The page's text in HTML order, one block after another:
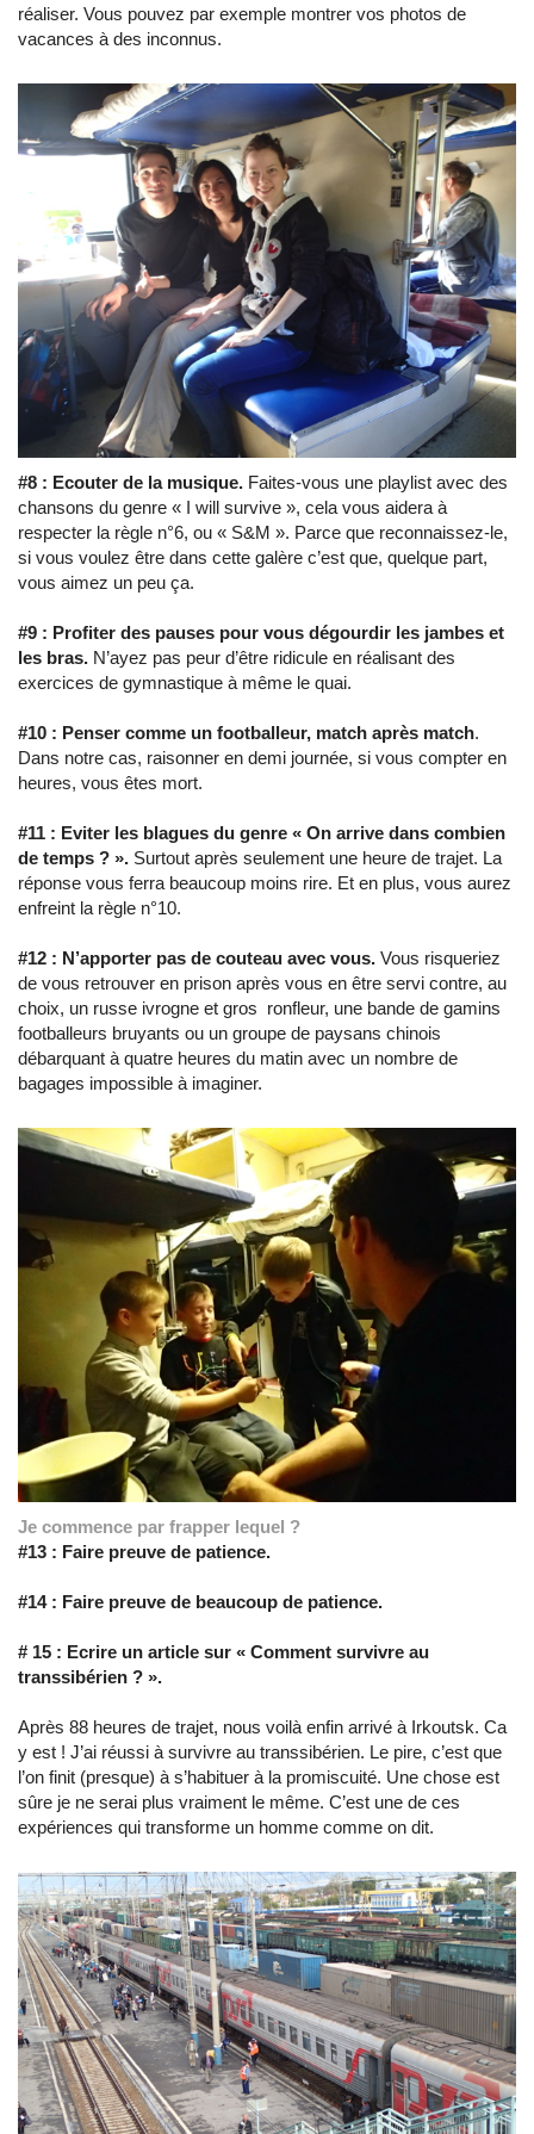
réaliser. Vous pouvez par exemple montrer vos photos de
vacances à des inconnus.
#8 : Ecouter de la musique. Faites-vous une playlist avec des
chansons du genre « I will survive », cela vous aidera à
respecter la règle n°6, ou « S&M ». Parce que reconnaissez-le,
si vous voulez être dans cette galère c’est que, quelque part,
vous aimez un peu ça.
#9 : Profiter des pauses pour vous dégourdir les jambes et
les bras. N’ayez pas peur d’être ridicule en réalisant des
exercices de gymnastique à même le quai.
#10 : Penser comme un footballeur, match après match.
Dans notre cas, raisonner en demi journée, si vous compter en
heures, vous êtes mort.
#11 : Eviter les blagues du genre « On arrive dans combien
de temps ? ». Surtout après seulement une heure de trajet. La
réponse vous ferra beaucoup moins rire. Et en plus, vous aurez
enfreint la règle n°10.
#12 : N’apporter pas de couteau avec vous. Vous risqueriez
de vous retrouver en prison après vous en être servi contre, au
choix, un russe ivrogne et gros ronfleur, une bande de gamins
footballeurs bruyants ou un groupe de paysans chinois
débarquant à quatre heures du matin avec un nombre de
bagages impossible à imaginer.
Je commence par frapper lequel ?
#13 : Faire preuve de patience.
#14 : Faire preuve de beaucoup de patience.
# 15 : Ecrire un article sur « Comment survivre au
transsibérien ? ».
Après 88 heures de trajet, nous voilà enfin arrivé à Irkoutsk. Ca
y est ! J’ai réussi à survivre au transsibérien. Le pire, c’est que
l’on finit (presque) à s’habituer à la promiscuité. Une chose est
sûre je ne serai plus vraiment le même. C’est une de ces
expériences qui transforme un homme comme on dit.